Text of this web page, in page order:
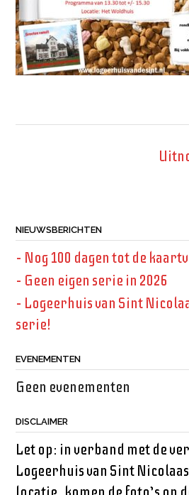
NIEUWSBERICHTEN
– Nog 100 dagen tot de
– Geen eigen serie in 2026
– Logeerhuis van Sint
serie!
EVENEMENTEN
Geen evenementen
DISCLAIMER
Let op: in verband met de
Logeerhuis van Sint